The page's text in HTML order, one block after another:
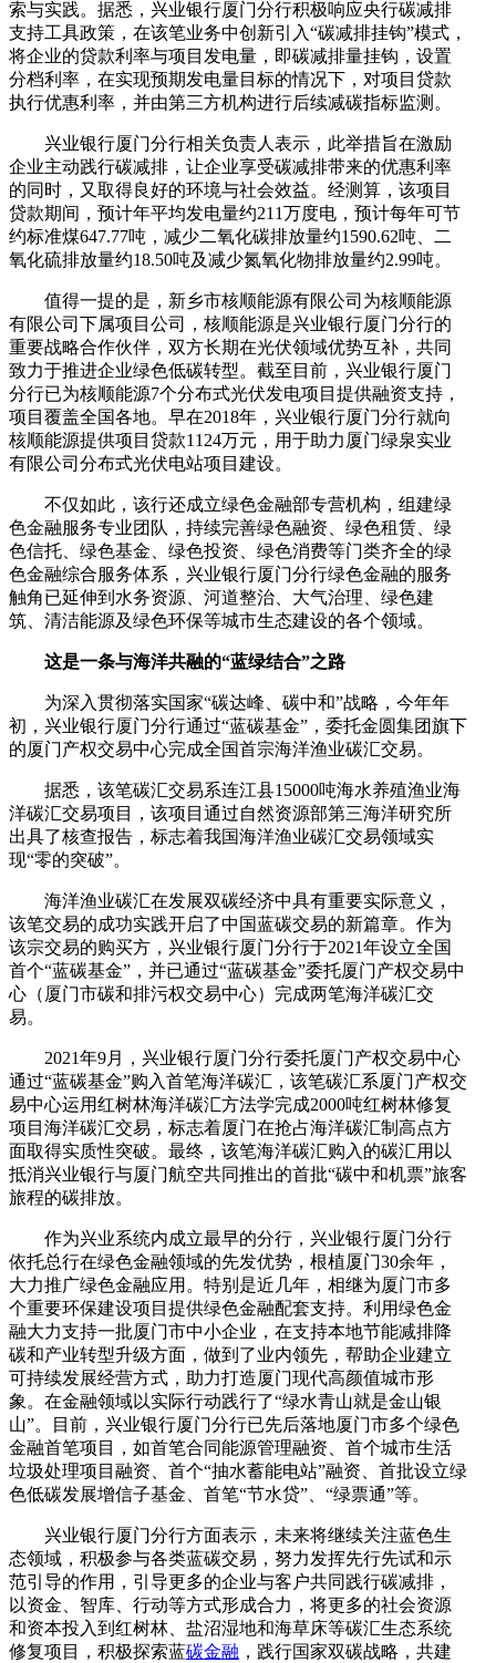
索与实践。据悉，兴业银行厦门分行积极响应央行碳减排
支持工具政策，在该笔业务中创新引入“碳减排挂钩”模式，
将企业的贷款利率与项目发电量，即碳减排量挂钩，设置
分档利率，在实现预期发电量目标的情况下，对项目贷款
执行优惠利率，并由第三方机构进行后续减碳指标监测。
兴业银行厦门分行相关负责人表示，此举措旨在激励
企业主动践行碳减排，让企业享受碳减排带来的优惠利率
的同时，又取得良好的环境与社会效益。经测算，该项目
贷款期间，预计年平均发电量约211万度电，预计每年可节
约标准煤647.77吨，减少二氧化碳排放量约1590.62吨、二
氧化硫排放量约18.50吨及减少氮氧化物排放量约2.99吨。
值得一提的是，新乡市核顺能源有限公司为核顺能源
有限公司下属项目公司，核顺能源是兴业银行厦门分行的
重要战略合作伙伴，双方长期在光伏领域优势互补，共同
致力于推进企业绿色低碳转型。截至目前，兴业银行厦门
分行已为核顺能源7个分布式光伏发电项目提供融资支持，
项目覆盖全国各地。早在2018年，兴业银行厦门分行就向
核顺能源提供项目贷款1124万元，用于助力厦门绿泉实业
有限公司分布式光伏电站项目建设。
不仅如此，该行还成立绿色金融部专营机构，组建绿
色金融服务专业团队，持续完善绿色融资、绿色租赁、绿
色信托、绿色基金、绿色投资、绿色消费等门类齐全的绿
色金融综合服务体系，兴业银行厦门分行绿色金融的服务
触角已延伸到水务资源、河道整治、大气治理、绿色建
筑、清洁能源及绿色环保等城市生态建设的各个领域。
这是一条与海洋共融的“蓝绿结合”之路
为深入贯彻落实国家“碳达峰、碳中和”战略，今年年
初，兴业银行厦门分行通过“蓝碳基金”，委托金圆集团旗下
的厦门产权交易中心完成全国首宗海洋渔业碳汇交易。
据悉，该笔碳汇交易系连江县15000吨海水养殖渔业海
洋碳汇交易项目，该项目通过自然资源部第三海洋研究所
出具了核查报告，标志着我国海洋渔业碳汇交易领域实
现“零的突破”。
海洋渔业碳汇在发展双碳经济中具有重要实际意义，
该笔交易的成功实践开启了中国蓝碳交易的新篇章。作为
该宗交易的购买方，兴业银行厦门分行于2021年设立全国
首个“蓝碳基金”，并已通过“蓝碳基金”委托厦门产权交易中
心（厦门市碳和排污权交易中心）完成两笔海洋碳汇交
易。
2021年9月，兴业银行厦门分行委托厦门产权交易中心
通过“蓝碳基金”购入首笔海洋碳汇，该笔碳汇系厦门产权交
易中心运用红树林海洋碳汇方法学完成2000吨红树林修复
项目海洋碳汇交易，标志着厦门在抢占海洋碳汇制高点方
面取得实质性突破。最终，该笔海洋碳汇购入的碳汇用以
抵消兴业银行与厦门航空共同推出的首批“碳中和机票”旅客
旅程的碳排放。
作为兴业系统内成立最早的分行，兴业银行厦门分行
依托总行在绿色金融领域的先发优势，根植厦门30余年，
大力推广绿色金融应用。特别是近几年，相继为厦门市多
个重要环保建设项目提供绿色金融配套支持。利用绿色金
融大力支持一批厦门市中小企业，在支持本地节能减排降
碳和产业转型升级方面，做到了业内领先，帮助企业建立
可持续发展经营方式，助力打造厦门现代高颜值城市形
象。在金融领域以实际行动践行了“绿水青山就是金山银
山”。目前，兴业银行厦门分行已先后落地厦门市多个绿色
金融首笔项目，如首笔合同能源管理融资、首个城市生活
垃圾处理项目融资、首个“抽水蓄能电站”融资、首批设立绿
色低碳发展增信子基金、首笔“节水贷”、“绿票通”等。
兴业银行厦门分行方面表示，未来将继续关注蓝色生
态领域，积极参与各类蓝碳交易，努力发挥先行先试和示
范引导的作用，引导更多的企业与客户共同践行碳减排，
以资金、智库、行动等方式形成合力，将更多的社会资源
和资本投入到红树林、盐沼湿地和海草床等碳汇生态系统
修复项目，积极探索蓝碳金融 ，践行国家双碳战略，共建